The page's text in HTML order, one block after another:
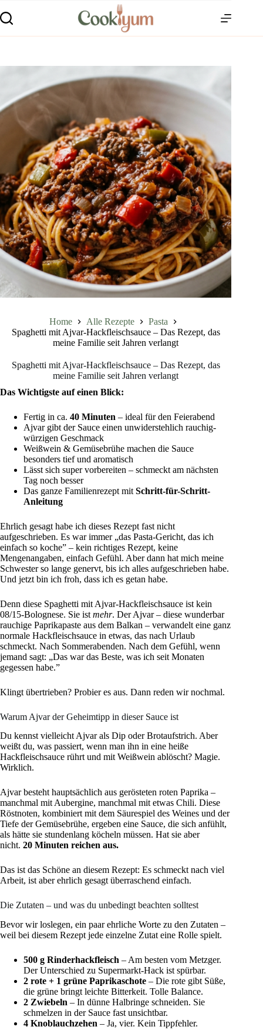
Home Alle Rezepte
Pasta
Spaghetti mit Ajvar-Hackfleischsauce – Das Rezept, das
meine Familie seit Jahren verlangt
Spaghetti mit Ajvar-Hackfleischsauce – Das Rezept, das
meine Familie seit Jahren verlangt
Das Wichtigste auf einen Blick:
Fertig in ca. 40 Minuten – ideal für den Feierabend
Ajvar gibt der Sauce einen unwiderstehlich rauchig-
würzigen Geschmack
Weißwein & Gemüsebrühe machen die Sauce
besonders tief und aromatisch
Lässt sich super vorbereiten – schmeckt am nächsten
Tag noch besser
Das ganze Familienrezept mit Schritt-für-Schritt-
Anleitung
Ehrlich gesagt habe ich dieses Rezept fast nicht
aufgeschrieben. Es war immer „das Pasta-Gericht, das ich
einfach so koche” – kein richtiges Rezept, keine
Mengenangaben, einfach Gefühl. Aber dann hat mich meine
Schwester so lange genervt, bis ich alles aufgeschrieben habe.
Und jetzt bin ich froh, dass ich es getan habe.
Denn diese Spaghetti mit Ajvar-Hackfleischsauce ist kein
08/15-Bolognese. Sie ist mehr. Der Ajvar – diese wunderbar
rauchige Paprikapaste aus dem Balkan – verwandelt eine ganz
normale Hackfleischsauce in etwas, das nach Urlaub
schmeckt. Nach Sommerabenden. Nach dem Gefühl, wenn
jemand sagt: „Das war das Beste, was ich seit Monaten
gegessen habe.”
Klingt übertrieben? Probier es aus. Dann reden wir nochmal.
Warum Ajvar der Geheimtipp in dieser Sauce ist
Du kennst vielleicht Ajvar als Dip oder Brotaufstrich. Aber
weißt du, was passiert, wenn man ihn in eine heiße
Hackfleischsauce rührt und mit Weißwein ablöscht? Magie.
Wirklich.
Ajvar besteht hauptsächlich aus gerösteten roten Paprika –
manchmal mit Aubergine, manchmal mit etwas Chili. Diese
Röstnoten, kombiniert mit dem Säurespiel des Weines und der
Tiefe der Gemüsebrühe, ergeben eine Sauce, die sich anfühlt,
als hätte sie stundenlang köcheln müssen. Hat sie aber
nicht. 20 Minuten reichen aus.
Das ist das Schöne an diesem Rezept: Es schmeckt nach viel
Arbeit, ist aber ehrlich gesagt überraschend einfach.
Die Zutaten – und was du unbedingt beachten solltest
Bevor wir loslegen, ein paar ehrliche Worte zu den Zutaten –
weil bei diesem Rezept jede einzelne Zutat eine Rolle spielt.
500 g Rinderhackfleisch – Am besten vom Metzger.
Der Unterschied zu Supermarkt-Hack ist spürbar.
2 rote + 1 grüne Paprikaschote – Die rote gibt Süße,
die grüne bringt leichte Bitterkeit. Tolle Balance.
2 Zwiebeln – In dünne Halbringe schneiden. Sie
schmelzen in der Sauce fast unsichtbar.
4 Knoblauchzehen – Ja, vier. Kein Tippfehler.